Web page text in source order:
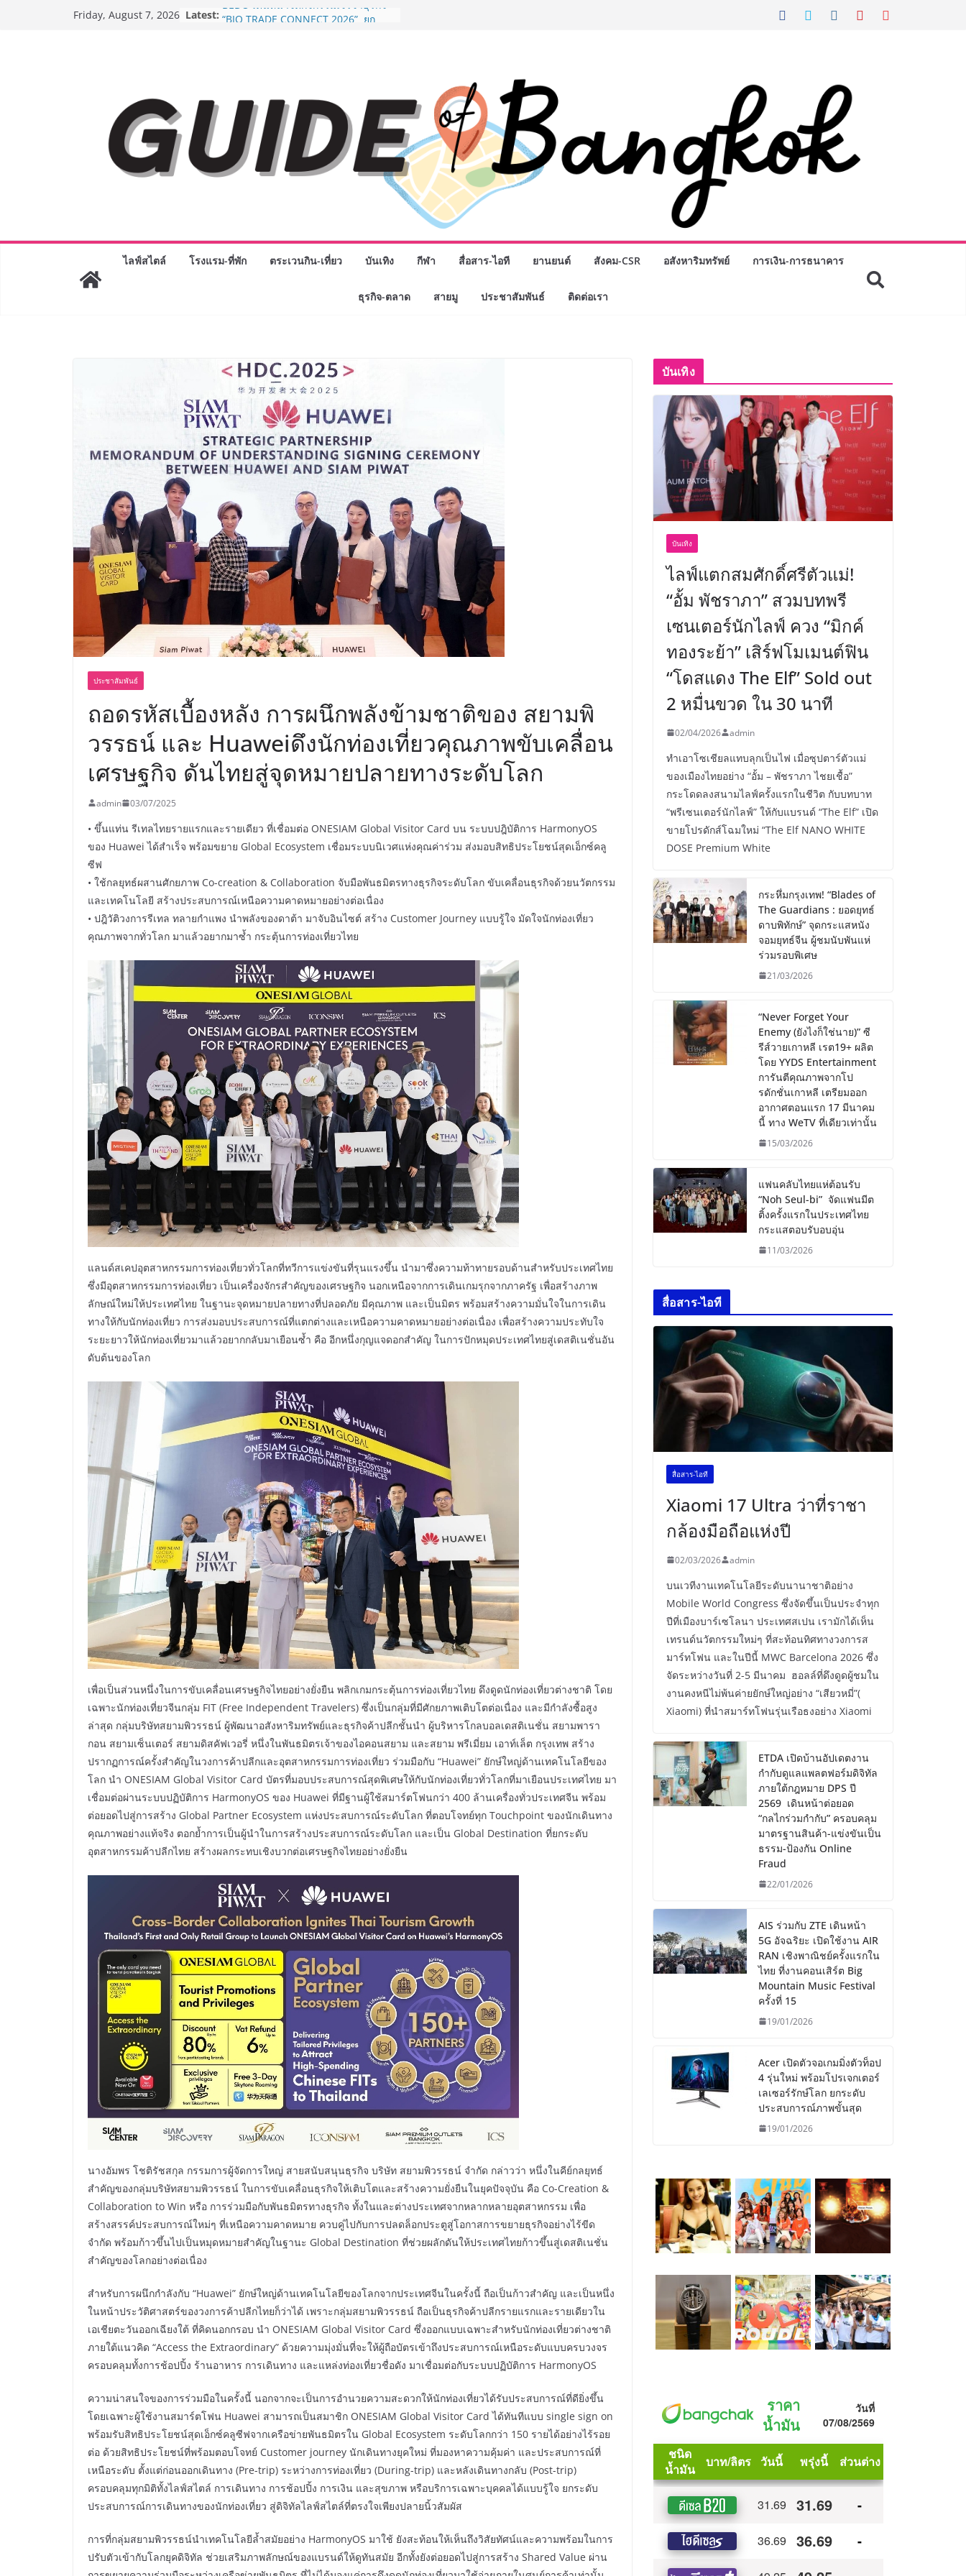
Friday, August 7, 2026 Latest: BEDO เดินหน้าจัดกิจกรรมเจรจาธุรกิจ
ภัณฑ์ครบวงจร ขอเชิญเลือกซื้อมาลัย
และของขวัญต้อนรับวันแม่ เปิดให้
บริการทุกวันตลอด 24 ชั่วโมง
Guangzhou Yinghao School เผยวิสัย
ทัศน์การศึกษาที่พร้อมรับอนาคต “เราไม่
ได้เตรียมนักเรียนเพียงเพื่อก้าวเข้าสู่
“ดร.ปิยะวัฒน์” ถ่ายทอดวิสัยทัศน์ธุรกิจ
พร้อมฟรีคอนเสิร์ต “โชค รถแห่” ยกวง
อร่อย ยกเมนูระดับตำนาน “ข้าวหน้าไก่
ไลฟ์สไตล์ โรงแรม-ที่พัก ตระเวนกิน-เที่ยว บันเทิง กีฬา สื่อสาร-ไอที ยานยนต์ สังคม-CSR อสังหาริมทรัพย์ การเงิน-การธนาคาร
ธุรกิจ-ตลาด สายมู ประชาสัมพันธ์ ติดต่อเรา
ประชาสัมพันธ์
ถอดรหัสเบื้องหลัง การผนึกพลังข้ามชาติของ สยามพิ
วรรธน์ และ Huaweiดึงนักท่องเที่ยวคุณภาพขับเคลื่อน
เศรษฐกิจ ดันไทยสู่จุดหมายปลายทางระดับโลก
admin 03/07/2025
• ขึ้นแท่น รีเทลไทยรายแรกและรายเดียว ที่เชื่อมต่อ ONESIAM Global Visitor Card บน ระบบปฎิบัติการ HarmonyOS
ของ Huawei ได้สำเร็จ พร้อมขยาย Global Ecosystem เชื่อมระบบนิเวศแห่งคุณค่าร่วม ส่งมอบสิทธิประโยชน์สุดเอ็กซ์คลู
ซีฟ
• ใช้กลยุทธ์ผสานศักยภาพ Co-creation & Collaboration จับมือพันธมิตรทางธุรกิจระดับโลก ขับเคลื่อนธุรกิจด้วยนวัตกรรม
และเทคโนโลยี สร้างประสบการณ์เหนือความคาดหมายอย่างต่อเนื่อง
• ปฎิวัติวงการรีเทล ทลายกำแพง นำพลังของดาต้า มาจับอินไซต์ สร้าง Customer Journey แบบรู้ใจ มัดใจนักท่องเที่ยว
คุณภาพจากทั่วโลก มาแล้วอยากมาซ้ำ กระตุ้นการท่องเที่ยวไทย
แลนด์สเคปอุตสาหกรรมการท่องเที่ยวทั่วโลกที่ทวีการแข่งขันที่รุนแรงขึ้น นำมาซึ่งความท้าทายรอบด้านสำหรับประเทศไทย
ซึ่งมีอุตสาหกรรมการท่องเที่ยว เป็นเครื่องจักรสำคัญของเศรษฐกิจ นอกเหนือจากการเดินเกมรุกจากภาครัฐ เพื่อสร้างภาพ
ลักษณ์ใหม่ให้ประเทศไทย ในฐานะจุดหมายปลายทางที่ปลอดภัย มีคุณภาพ และเป็นมิตร พร้อมสร้างความมั่นใจในการเดิน
ทางให้กับนักท่องเที่ยว การส่งมอบประสบการณ์ที่แตกต่างและเหนือความคาดหมายอย่างต่อเนื่อง เพื่อสร้างความประทับใจ
ระยะยาวให้นักท่องเที่ยวมาแล้วอยากกลับมาเยือนซ้ำ คือ อีกหนึ่งกุญแจดอกสำคัญ ในการปักหมุดประเทศไทยสู่เดสติเนชั่นอัน
ดับต้นของโลก
เพื่อเป็นส่วนหนึ่งในการขับเคลื่อนเศรษฐกิจไทยอย่างยั่งยืน พลิกเกมกระตุ้นการท่องเที่ยวไทย ดึงดูดนักท่องเที่ยวต่างชาติ โดย
เฉพาะนักท่องเที่ยวจีนกลุ่ม FIT (Free Independent Travelers) ซึ่งเป็นกลุ่มที่มีศักยภาพเติบโตต่อเนื่อง และมีกำลังซื้อสูง
ล่าสุด กลุ่มบริษัทสยามพิวรรธน์ ผู้พัฒนาอสังหาริมทรัพย์และธุรกิจค้าปลีกชั้นนำ ผู้บริหารโกลบอลเดสติเนชั่น สยามพารา
กอน สยามเซ็นเตอร์ สยามดิสคัฟเวอรี่ หนึ่งในพันธมิตรเจ้าของไอคอนสยาม และสยาม พรีเมี่ยม เอาท์เล็ต กรุงเทพ สร้าง
ปรากฏการณ์ครั้งสำคัญในวงการค้าปลีกและอุตสาหกรรมการท่องเที่ยว ร่วมมือกับ “Huawei” ยักษ์ใหญ่ด้านเทคโนโลยีของ
โลก นำ ONESIAM Global Visitor Card บัตรที่มอบประสบการณ์สุดพิเศษให้กับนักท่องเที่ยวทั่วโลกที่มาเยือนประเทศไทย มา
เชื่อมต่อผ่านระบบปฏิบัติการ HarmonyOS ของ Huawei ที่มีฐานผู้ใช้สมาร์ตโฟนกว่า 400 ล้านเครื่องทั่วประเทศจีน พร้อม
ต่อยอดไปสู่การสร้าง Global Partner Ecosystem แห่งประสบการณ์ระดับโลก ที่ตอบโจทย์ทุก Touchpoint ของนักเดินทาง
คุณภาพอย่างแท้จริง ตอกย้ำการเป็นผู้นำในการสร้างประสบการณ์ระดับโลก และเป็น Global Destination ที่ยกระดับ
อุตสาหกรรมค้าปลีกไทย สร้างผลกระทบเชิงบวกต่อเศรษฐกิจไทยอย่างยั่งยืน
นางอัมพร โชติรัชสกุล กรรมการผู้จัดการใหญ่ สายสนับสนุนธุรกิจ บริษัท สยามพิวรรธน์ จำกัด กล่าวว่า หนึ่งในคีย์กลยุทธ์
สำคัญของกลุ่มบริษัทสยามพิวรรธน์ ในการขับเคลื่อนธุรกิจให้เติบโตและสร้างความยั่งยืนในยุคปัจจุบัน คือ Co-Creation &
Collaboration to Win หรือ การร่วมมือกับพันธมิตรทางธุรกิจ ทั้งในและต่างประเทศจากหลากหลายอุตสาหกรรม เพื่อ
สร้างสรรค์ประสบการณ์ใหม่ๆ ที่เหนือความคาดหมาย ควบคู่ไปกับการปลดล็อกประตูสู่โอกาสการขยายธุรกิจอย่างไร้ขีด
จำกัด พร้อมก้าวขึ้นไปเป็นหมุดหมายสำคัญในฐานะ Global Destination ที่ช่วยผลักดันให้ประเทศไทยก้าวขึ้นสู่เดสติเนชั่น
สำคัญของโลกอย่างต่อเนื่อง
สำหรับการผนึกกำลังกับ “Huawei” ยักษ์ใหญ่ด้านเทคโนโลยีของโลกจากประเทศจีนในครั้งนี้ ถือเป็นก้าวสำคัญ และเป็นหนึ่ง
ในหน้าประวัติศาสตร์ของวงการค้าปลีกไทยก็ว่าได้ เพราะกลุ่มสยามพิวรรธน์ ถือเป็นธุรกิจค้าปลีกรายแรกและรายเดียวใน
เอเชียตะวันออกเฉียงใต้ ที่คิดนอกกรอบ นำ ONESIAM Global Visitor Card ซึ่งออกแบบเฉพาะสำหรับนักท่องเที่ยวต่างชาติ
ภายใต้แนวคิด “Access the Extraordinary” ด้วยความมุ่งมั่นที่จะให้ผู้ถือบัตรเข้าถึงประสบการณ์เหนือระดับแบบครบวงจร
ครอบคลุมทั้งการช้อปปิ้ง ร้านอาหาร การเดินทาง และแหล่งท่องเที่ยวชื่อดัง มาเชื่อมต่อกับระบบปฏิบัติการ HarmonyOS
ความน่าสนใจของการร่วมมือในครั้งนี้ นอกจากจะเป็นการอำนวยความสะดวกให้นักท่องเที่ยวได้รับประสบการณ์ที่ดียิ่งขึ้น
โดยเฉพาะผู้ใช้งานสมาร์ตโฟน Huawei สามารถเป็นสมาชิก ONESIAM Global Visitor Card ได้ทันทีแบบ single sign on
พร้อมรับสิทธิประโยชน์สุดเอ็กซ์คลูซีฟจากเครือข่ายพันธมิตรใน Global Ecosystem ระดับโลกกว่า 150 รายได้อย่างไร้รอย
ต่อ ด้วยสิทธิประโยชน์ที่พร้อมตอบโจทย์ Customer journey นักเดินทางยุคใหม่ ที่มองหาความคุ้มค่า และประสบการณ์ที่
เหนือระดับ ตั้งแต่ก่อนออกเดินทาง (Pre-trip) ระหว่างการท่องเที่ยว (During-trip) และหลังเดินทางกลับ (Post-trip)
ครอบคลุมทุกมิติทั้งไลฟ์สไตล์ การเดินทาง การช้อปปิ้ง การเงิน และสุขภาพ หรือบริการเฉพาะบุคคลได้แบบรู้ใจ ยกระดับ
ประสบการณ์การเดินทางของนักท่องเที่ยว สู่ดิจิทัลไลฟ์สไตล์ที่ตรงใจเพียงปลายนิ้วสัมผัส
การที่กลุ่มสยามพิวรรธน์นำเทคโนโลยีล้ำสมัยอย่าง HarmonyOS มาใช้ ยังสะท้อนให้เห็นถึงวิสัยทัศน์และความพร้อมในการ
ปรับตัวเข้ากับโลกยุคดิจิทัล ช่วยเสริมภาพลักษณ์ของแบรนด์ให้ดูทันสมัย อีกทั้งยังต่อยอดไปสู่การสร้าง Shared Value ผ่าน
บันเทิง
บันเทิง
ไลฟ์แตกสมศักดิ์ศรีตัวแม่!
“อั้ม พัชราภา” สวมบทพรี
เซนเตอร์นักไลฟ์ ควง “มิกค์
ทองระย้า” เสิร์ฟโมเมนต์ฟิน
“โดสแดง The Elf” Sold out
2 หมื่นขวด ใน 30 นาที
02/04/2026 admin
ทำเอาโซเชียลแทบลุกเป็นไฟ เมื่อซุปตาร์ตัวแม่
ของเมืองไทยอย่าง “อั้ม – พัชราภา ไชยเชื้อ”
กระโดดลงสนามไลฟ์ครั้งแรกในชีวิต กับบทบาท
“พรีเซนเตอร์นักไลฟ์” ให้กับแบรนด์ “The Elf” เปิด
ขายโปรดักส์โฉมใหม่ “The Elf NANO WHITE
DOSE Premium White
กระหึ่มกรุงเทพ! “Blades of
The Guardians : ยอดยุทธ์
ดาบพิทักษ์” จุดกระแสหนัง
จอมยุทธ์จีน ผู้ชมนับพันแห่
ร่วมรอบพิเศษ
21/03/2026
“Never Forget Your
Enemy (ยังไงก็ใช่นาย)” ซี
รีส์วายเกาหลี เรต19+ ผลิต
โดย YYDS Entertainment
การันตีคุณภาพจากโป
รดักชั่นเกาหลี เตรียมออก
อากาศตอนแรก 17 มีนาคม
นี้ ทาง WeTV ที่เดียวเท่านั้น
15/03/2026
แฟนคลับไทยแห่ต้อนรับ
“Noh Seul-bi” จัดแฟนมีต
ติ้งครั้งแรกในประเทศไทย
กระแสตอบรับอบอุ่น
11/03/2026
สื่อสาร-ไอที
สื่อสาร-ไอที
Xiaomi 17 Ultra ว่าที่ราชา
กล้องมือถือแห่งปี
02/03/2026 admin
บนเวทีงานเทคโนโลยีระดับนานาชาติอย่าง
Mobile World Congress ซึ่งจัดขึ้นเป็นประจำทุก
ปีที่เมืองบาร์เซโลนา ประเทศสเปน เรามักได้เห็น
เทรนด์นวัตกรรมใหม่ๆ ที่สะท้อนทิศทางวงการส
มาร์ทโฟน และในปีนี้ MWC Barcelona 2026 ซึ่ง
จัดระหว่างวันที่ 2-5 มีนาคม ฮอลล์ที่ดึงดูดผู้ชมใน
งานคงหนีไม่พ้นค่ายยักษ์ใหญ่อย่าง “เสียวหมี่”(
Xiaomi) ที่นำสมาร์ทโฟนรุ่นเรือธงอย่าง Xiaomi
ETDA เปิดบ้านอัปเดตงาน
กำกับดูแลแพลตฟอร์มดิจิทัล
ภายใต้กฎหมาย DPS ปี
2569 เดินหน้าต่อยอด
“กลไกร่วมกำกับ” ครอบคลุม
มาตรฐานสินค้า-แข่งขันเป็น
ธรรม-ป้องกัน Online
Fraud
22/01/2026
AIS ร่วมกับ ZTE เดินหน้า
5G อัจฉริยะ เปิดใช้งาน AIR
RAN เชิงพาณิชย์ครั้งแรกใน
ไทย ที่งานคอนเสิร์ต Big
Mountain Music Festival
ครั้งที่ 15
19/01/2026
Acer เปิดตัวจอเกมมิ่งตัวท็อป
4 รุ่นใหม่ พร้อมโปรเจกเตอร์
เลเซอร์รักษ์โลก ยกระดับ
ประสบการณ์ภาพขั้นสุด
19/01/2026